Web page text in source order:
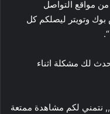
مواقع التواصل
بوك وتويتر ليصلكم كل
لك مشكلة اثناء
نتمني لكم مشاهدة ممتعة